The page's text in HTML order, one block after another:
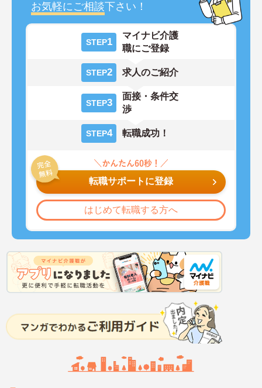
お気軽にご相談下さい！
STEP1
マイナビ介護
職にご登録
STEP2 求人のご紹介
STEP3
面接・条件交
渉
STEP4 転職成功！
転職サポートに登録
はじめて転職する方へ